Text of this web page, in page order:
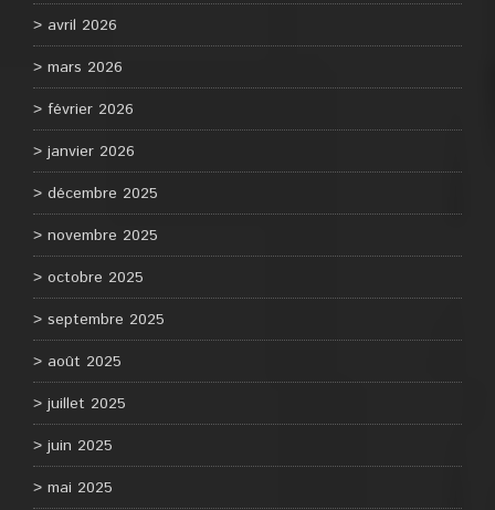
avril 2026
mars 2026
février 2026
janvier 2026
décembre 2025
novembre 2025
octobre 2025
septembre 2025
août 2025
juillet 2025
juin 2025
mai 2025